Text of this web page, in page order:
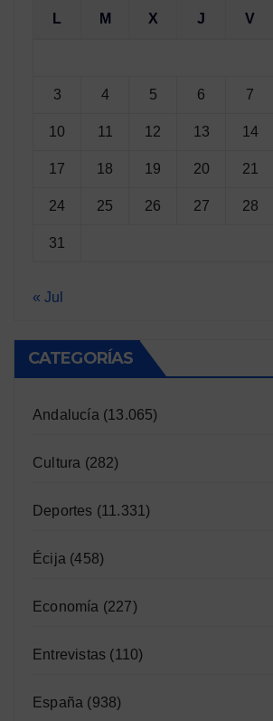
L M X J V
3 4 5 6 7
10 11 12 13 14
17 18 19 20 21
24 25 26 27 28
31
« Jul
CATEGORÍAS
Andalucía (13.065)
Cultura (282)
Deportes (11.331)
Écija (458)
Economía (227)
Entrevistas (110)
España (938)